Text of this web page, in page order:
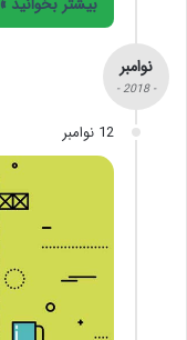
نوامبر
- 2018 -
12 نوامبر